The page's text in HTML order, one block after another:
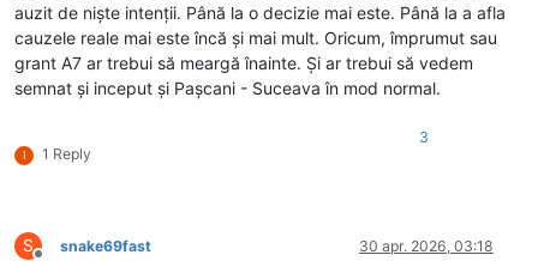
auzit de niște intenții. Până la o decizie mai este. Până la a afla
cauzele reale mai este încă și mai mult. Oricum, împrumut sau
grant A7 ar trebui să meargă înainte. Și ar trebui să vedem
semnat și inceput și Pașcani - Suceava în mod normal.
I 1 Reply
3
S snake69fast 30 apr. 2026, 03:18